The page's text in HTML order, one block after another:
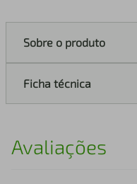
Sobre o produto
Ficha técnica
Avaliações